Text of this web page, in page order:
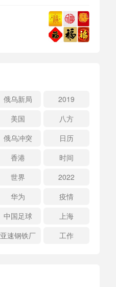
俄乌新局
2019
美国
八方
俄乌冲突
日历
香港
时间
世界
2022
华为
疫情
中国足球
上海
亚速钢铁厂 工作